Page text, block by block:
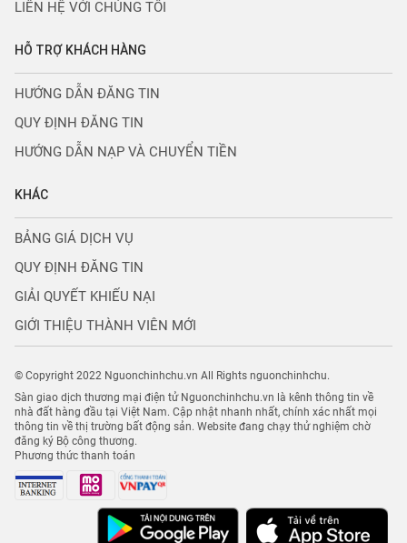
LIÊN HỆ VỚI CHÚNG TÔI
HỖ TRỢ KHÁCH HÀNG
HƯỚNG DẪN ĐĂNG TIN
QUY ĐỊNH ĐĂNG TIN
HƯỚNG DẪN NẠP VÀ CHUYỂN TIỀN
KHÁC
BẢNG GIÁ DỊCH VỤ
QUY ĐỊNH ĐĂNG TIN
GIẢI QUYẾT KHIẾU NẠI
GIỚI THIỆU THÀNH VIÊN MỚI
© Copyright 2022 Nguonchinhchu.vn All Rights nguonchinhchu.
Sàn giao dịch thương mại điện tử Nguonchinhchu.vn là kênh thông tin về
nhà đất hàng đầu tại Việt Nam. Cập nhật nhanh nhất, chính xác nhất mọi
thông tin về thị trường bất động sản. Website đang chạy thử nghiệm chờ
đăng ký Bộ công thương.
Phương thức thanh toán